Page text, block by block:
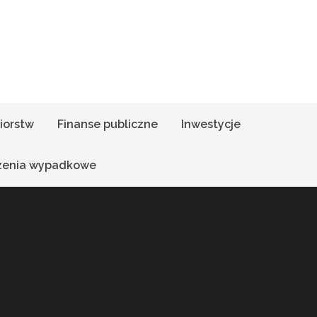
Finanse publiczne Inwestycje
wypadkowe